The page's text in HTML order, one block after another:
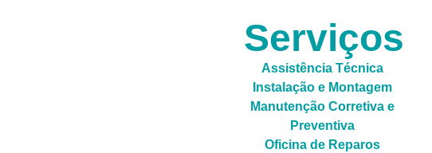
Serviços
Assistência Técnica
Instalação e Montagem
Manutenção Corretiva e
Preventiva
Oficina de Reparos